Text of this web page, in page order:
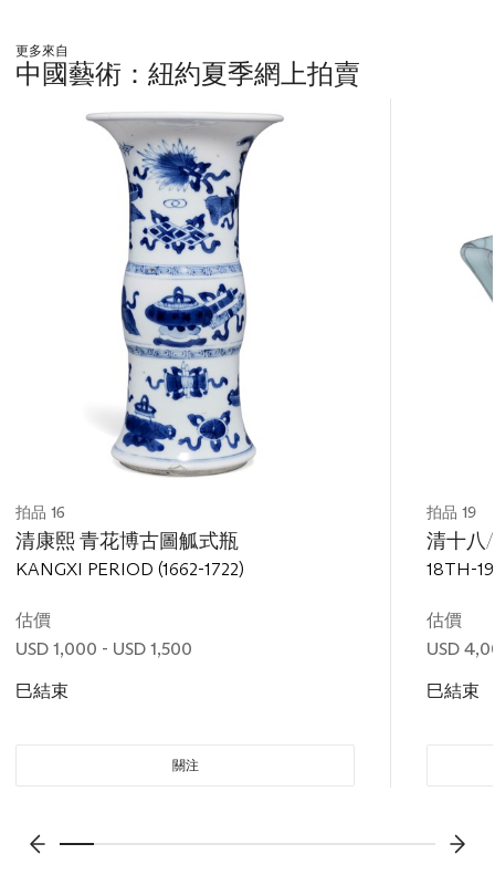
更多來自
中國藝術：紐約夏季網上拍賣
item_current_of_total_txt
拍品 16
清康熙 青花博古圖觚式瓶
KANGXI PERIOD (1662-1722)
估價
USD 1,000 - USD 1,500
巳結束
關注
拍品 19
清十八
18TH-
估價
USD
巳結束